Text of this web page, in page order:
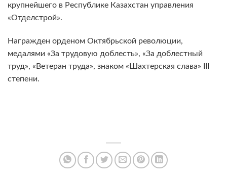
крупнейшего в Республике Казахстан управления
«Отделстрой».
Награжден орденом Октябрьской революции,
медалями «За трудовую доблесть», «За доблестный
труд», «Ветеран труда», знаком «Шахтерская слава» III
степени.